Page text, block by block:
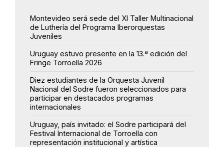
Montevideo será sede del XI Taller Multinacional
de Luthería del Programa Iberorquestas
Juveniles
Uruguay estuvo presente en la 13.ª edición del
Fringe Torroella 2026
Diez estudiantes de la Orquesta Juvenil
Nacional del Sodre fueron seleccionados para
participar en destacados programas
internacionales
Uruguay, país invitado: el Sodre participará del
Festival Internacional de Torroella con
representación institucional y artística